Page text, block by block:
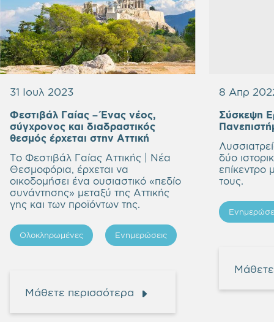
31 Ιουλ 2023
Φεστιβάλ Γαίας – Ένας νέος,
σύγχρονος και διαδραστικός
θεσμός έρχεται στην Αττική
Tο Φεστιβάλ Γαίας Αττικής | Νέα
Θεσμοφόρια, έρχεται να
οικοδομήσει ένα ουσιαστικό «πεδίο
συνάντησης» μεταξύ της Αττικής
γης και των προϊόντων της.
Ολοκληρωμένες Ενημερώσεις
Μάθετε περισσότερα
8 Απρ
Σύσκεψη
δύο
επίκεντρο
τους.